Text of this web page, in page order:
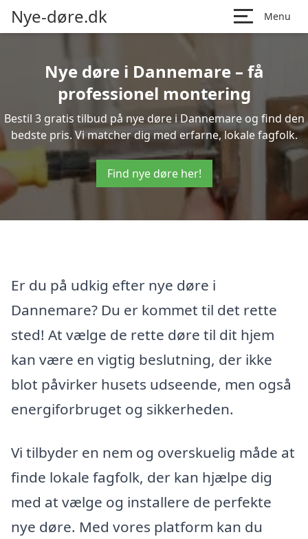
Nye-døre.dk Menu
Nye døre i Dannemare – få
professionel montering
Bestil 3 gratis tilbud på nye døre i Dannemare og find den
bedste pris. Vi matcher dig med erfarne, lokale fagfolk.
Find nye døre her!
Er du på udkig efter nye døre i
Dannemare? Du er kommet til det rette
sted! At vælge de rette døre til dit hjem
kan være en vigtig beslutning, der ikke
blot påvirker husets udseende, men også
energiforbruget og sikkerheden.
Vi tilbyder en nem og overskuelig måde at
finde lokale fagfolk, der kan hjælpe dig
med at vælge og installere de perfekte
nye døre. Med vores platform kan du